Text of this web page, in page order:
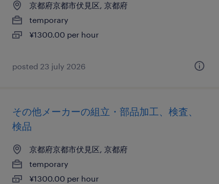
京都府京都市伏見区, 京都府
temporary
¥1300.00 per hour
posted 23 july 2026
その他メーカーの組立・部品加工、検査、
検品
京都府京都市伏見区, 京都府
temporary
¥1300.00 per hour